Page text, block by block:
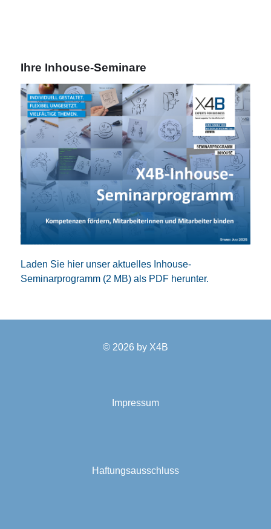
Ihre Inhouse-Seminare
Laden Sie hier unser aktuelles Inhouse-
Seminarprogramm (2 MB) als PDF herunter.
© 2026 by X4B
Impressum
Haftungsausschluss